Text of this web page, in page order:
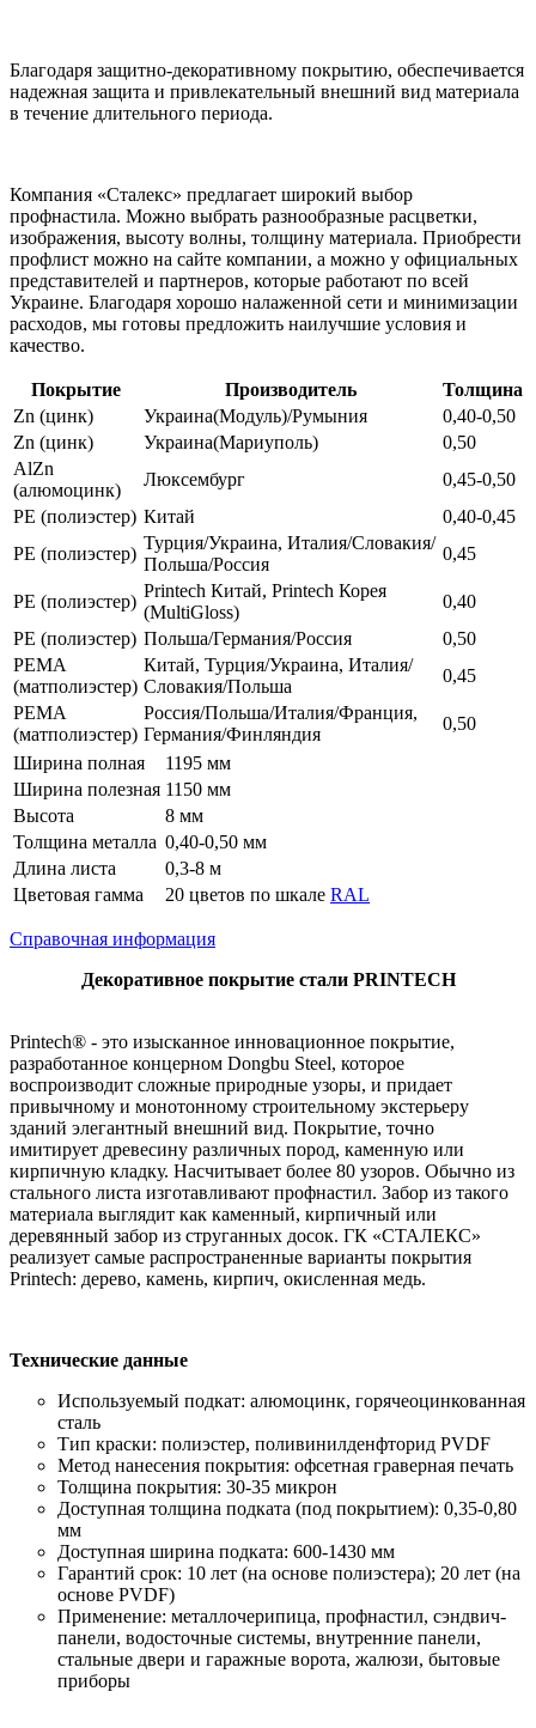
Благодаря защитно-декоративному покрытию, обеспечивается
надежная защита и привлекательный внешний вид материала
в течение длительного периода.
Компания «Сталекс» предлагает широкий выбор
профнастила. Можно выбрать разнообразные расцветки,
изображения, высоту волны, толщину материала. Приобрести
профлист можно на сайте компании, а можно у официальных
представителей и партнеров, которые работают по всей
Украине. Благодаря хорошо налаженной сети и минимизации
расходов, мы готовы предложить наилучшие условия и
качество.
Покрытие Производитель
Толщина
Zn (цинк)
Украина(Модуль)/Румыния
0,40-0,50
Zn (цинк)
Украина(Мариуполь)
0,50
AlZn
(алюмоцинк)
Люксембург
0,45-0,50
РЕ (полиэстер) Китай
0,40-0,45
РЕ (полиэстер)
Турция/Украина, Италия/Словакия/
Польша/Россия
0,45
РЕ (полиэстер)
Printech Китай, Printech Корея
(MultiGloss)
0,40
РЕ (полиэстер) Польша/Германия/Россия
0,50
РЕМА
(матполиэстер)
Китай, Турция/Украина, Италия/
Словакия/Польша
0,45
РЕМА
(матполиэстер)
Россия/Польша/Италия/Франция,
Германия/Финляндия
0,50
Ширина полная
1195 мм
Ширина полезная 1150 мм
Высота
8 мм
Толщина металла 0,40-0,50 мм
Длина листа
0,3-8 м
Цветовая гамма
20 цветов по шкале RAL
Справочная информация
Декоративное покрытие стали PRINTECH
Printech® - это изысканное инновационное покрытие,
разработанное концерном Dongbu Steel, которое
воспроизводит сложные природные узоры, и придает
привычному и монотонному строительному экстерьеру
зданий элегантный внешний вид. Покрытие, точно
имитирует древесину различных пород, каменную или
кирпичную кладку. Насчитывает более 80 узоров. Обычно из
стального листа изготавливают профнастил. Забор из такого
материала выглядит как каменный, кирпичный или
деревянный забор из струганных досок. ГК «СТАЛЕКС»
реализует самые распространенные варианты покрытия
Printech: дерево, камень, кирпич, окисленная медь.
Технические данные
Используемый подкат: алюмоцинк, горячеоцинкованная
сталь
Тип краски: полиэстер, поливинилденфторид PVDF
Метод нанесения покрытия: офсетная граверная печать
Толщина покрытия: 30-35 микрон
Доступная толщина подката (под покрытием): 0,35-0,80
мм
Доступная ширина подката: 600-1430 мм
Гарантий срок: 10 лет (на основе полиэстера); 20 лет (на
основе PVDF)
Применение: металлочерипица, профнастил, сэндвич-
панели, водосточные системы, внутренние панели,
стальные двери и гаражные ворота, жалюзи, бытовые
приборы